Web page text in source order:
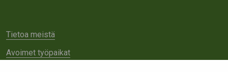
Tietoa meistä
Avoimet työpaikat